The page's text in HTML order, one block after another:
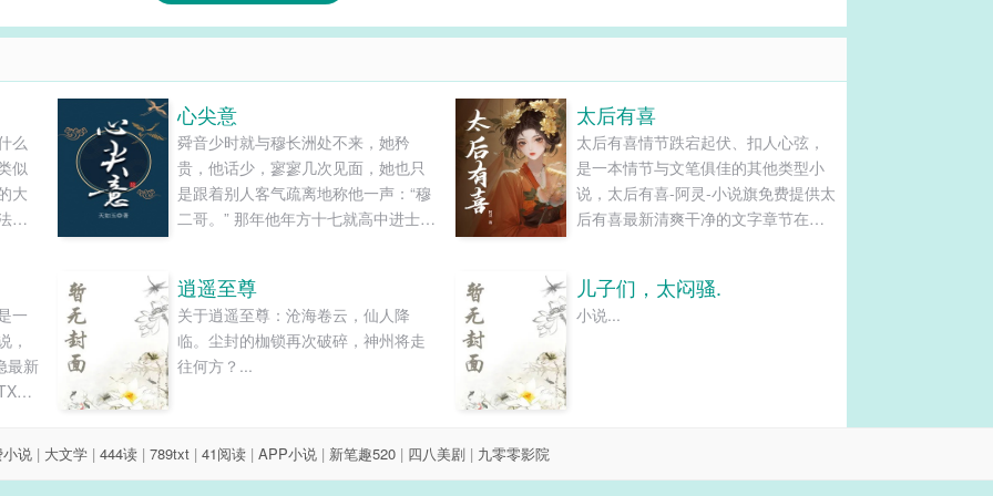
么
似
大
修
心尖意
舜音少时就与穆长洲处不来，她矜
贵，他话少，寥寥几次见面，她也只
是跟着别人客气疏离地称他一声：“穆
二哥。” 那年他年方十七就高中进士，
姻的心。 舜音只远远看了一眼人群中
央那人文弱白净的模样，便摇了摇
头：“我与他不是一路人。” 此后天各
一方，再无交集，料想各自都有光明
日，他会让她柔情蜜意地唤他“二郎”～
太后有喜
太后有喜情节跌宕起伏、扣人心弦，
是一本情节与文笔俱佳的其他类型小
说，太后有喜-阿灵-小说旗免费提供太
后有喜最新清爽干净的文字章节在线
一
，
最新
逍遥至尊
关于逍遥至尊：沧海卷云，仙人降
临。尘封的枷锁再次破碎，神州将走
往何方？...
儿子们，太闷骚.
小说...
说 | 大文学 | 444读 | 789txt | 41阅读 | APP小说 | 新笔趣520 | 四八美剧 | 九零零影院